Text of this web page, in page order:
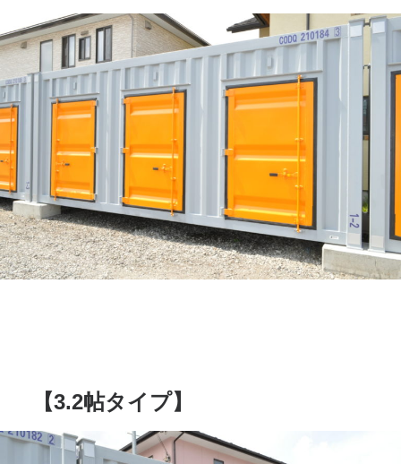
【3.2帖タイプ】